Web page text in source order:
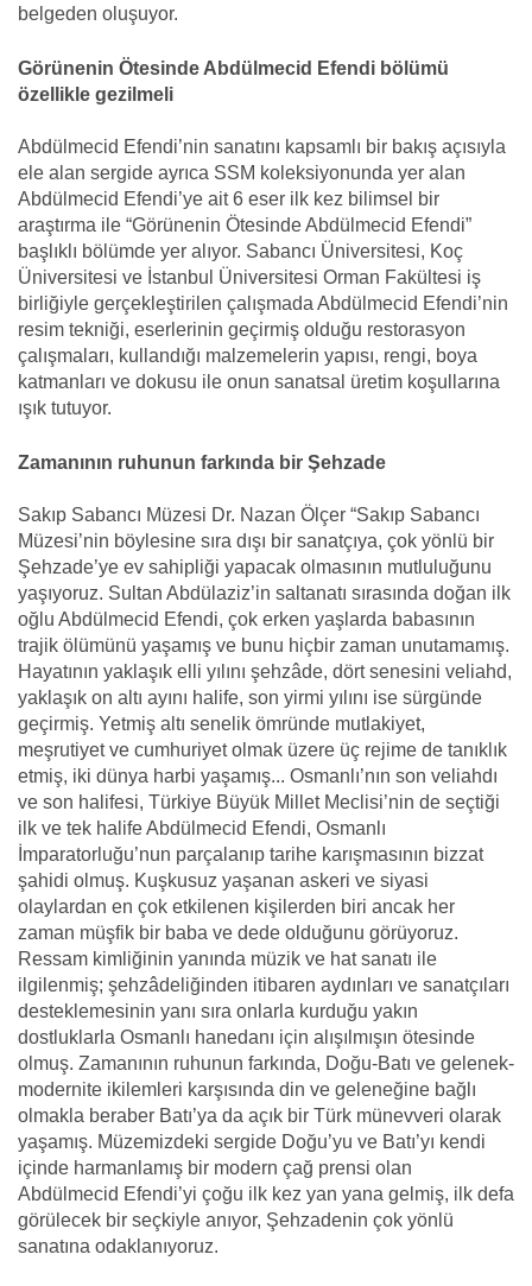
belgeden oluşuyor.
Görünenin Ötesinde Abdülmecid Efendi bölümü
özellikle gezilmeli
Abdülmecid Efendi’nin sanatını kapsamlı bir bakış açısıyla
ele alan sergide ayrıca SSM koleksiyonunda yer alan
Abdülmecid Efendi’ye ait 6 eser ilk kez bilimsel bir
araştırma ile “Görünenin Ötesinde Abdülmecid Efendi”
başlıklı bölümde yer alıyor. Sabancı Üniversitesi, Koç
Üniversitesi ve İstanbul Üniversitesi Orman Fakültesi iş
birliğiyle gerçekleştirilen çalışmada Abdülmecid Efendi’nin
resim tekniği, eserlerinin geçirmiş olduğu restorasyon
çalışmaları, kullandığı malzemelerin yapısı, rengi, boya
katmanları ve dokusu ile onun sanatsal üretim koşullarına
ışık tutuyor.
Zamanının ruhunun farkında bir Şehzade
Sakıp Sabancı Müzesi Dr. Nazan Ölçer “Sakıp Sabancı
Müzesi’nin böylesine sıra dışı bir sanatçıya, çok yönlü bir
Şehzade’ye ev sahipliği yapacak olmasının mutluluğunu
yaşıyoruz. Sultan Abdülaziz’in saltanatı sırasında doğan ilk
oğlu Abdülmecid Efendi, çok erken yaşlarda babasının
trajik ölümünü yaşamış ve bunu hiçbir zaman unutamamış.
Hayatının yaklaşık elli yılını şehzâde, dört senesini veliahd,
yaklaşık on altı ayını halife, son yirmi yılını ise sürgünde
geçirmiş. Yetmiş altı senelik ömründe mutlakiyet,
meşrutiyet ve cumhuriyet olmak üzere üç rejime de tanıklık
etmiş, iki dünya harbi yaşamış... Osmanlı’nın son veliahdı
ve son halifesi, Türkiye Büyük Millet Meclisi’nin de seçtiği
ilk ve tek halife Abdülmecid Efendi, Osmanlı
İmparatorluğu’nun parçalanıp tarihe karışmasının bizzat
şahidi olmuş. Kuşkusuz yaşanan askeri ve siyasi
olaylardan en çok etkilenen kişilerden biri ancak her
zaman müşfik bir baba ve dede olduğunu görüyoruz.
Ressam kimliğinin yanında müzik ve hat sanatı ile
ilgilenmiş; şehzâdeliğinden itibaren aydınları ve sanatçıları
desteklemesinin yanı sıra onlarla kurduğu yakın
dostluklarla Osmanlı hanedanı için alışılmışın ötesinde
olmuş. Zamanının ruhunun farkında, Doğu-Batı ve gelenek-
modernite ikilemleri karşısında din ve geleneğine bağlı
olmakla beraber Batı’ya da açık bir Türk münevveri olarak
yaşamış. Müzemizdeki sergide Doğu’yu ve Batı’yı kendi
içinde harmanlamış bir modern çağ prensi olan
Abdülmecid Efendi’yi çoğu ilk kez yan yana gelmiş, ilk defa
görülecek bir seçkiyle anıyor, Şehzadenin çok yönlü
sanatına odaklanıyoruz.